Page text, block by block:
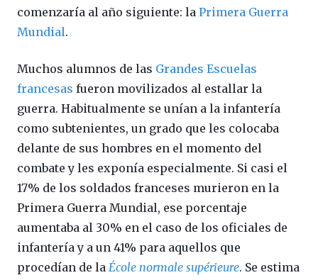
comenzaría al año siguiente: la Primera Guerra
Mundial.
Muchos alumnos de las Grandes Escuelas
francesas fueron movilizados al estallar la
guerra. Habitualmente se unían a la infantería
como subtenientes, un grado que les colocaba
delante de sus hombres en el momento del
combate y les exponía especialmente. Si casi el
17% de los soldados franceses murieron en la
Primera Guerra Mundial, ese porcentaje
aumentaba al 30% en el caso de los oficiales de
infantería y a un 41% para aquellos que
procedían de la École normale supérieure. Se estima